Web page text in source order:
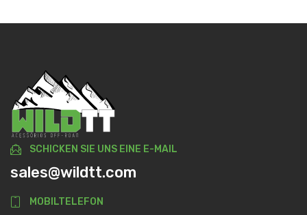
SCHICKEN SIE UNS EINE E-MAIL
sales@wildtt.com
MOBILTELEFON